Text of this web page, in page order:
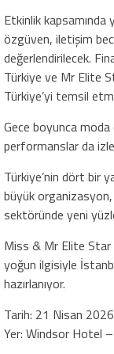
Etkinlik kapsamında
özgüven, iletişim
değerlendirilecek.
Türkiye ve Mr Elite
Türkiye’yi temsil
Gece boyunca
performanslar da
Türkiye’nin dört bir
büyük
sektöründe yeni
Miss & Mr Elite Star
yoğun ilgisiyle
hazırlanıyor.
Tarih: 21 Nisan 2026
Yer: Windsor Hotel